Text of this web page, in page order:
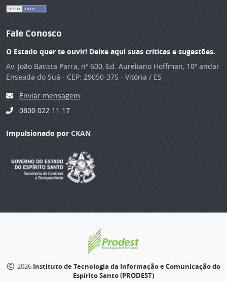
Fale Conosco
O Estado quer te ouvir! Deixe aqui suas críticas e sugestões.
Av. João Batista Parra, nº 600, Ed. Aureliano Hoffman, 10º andar
Enseada do Suá - CEP: 29050-375 - Vitória / ES
Enviar mensagem
0800 022 11 17
Impulsionado por CKAN
2026 Instituto de Tecnologia da Informação e Comunicação do
Espírito Santo (PRODEST)